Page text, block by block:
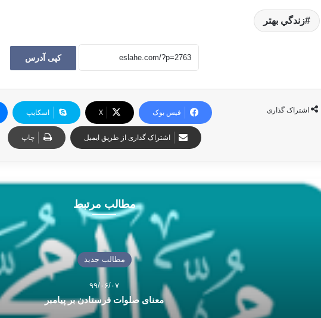
زندگي بهتر
کپی آدرس
اشتراک گذاری فیس بوک X اسکایپ
اشتراک گذاری از طریق ایمیل چاپ
مطالب مرتبط
مطالب جدید
۹۹/۰۶/۰۷
معنای صلوات فرستادن بر پیامبر